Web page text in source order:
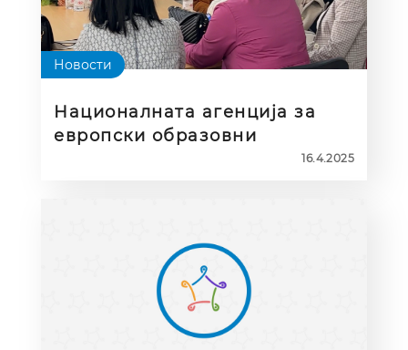
Новости
Националната агенција за
европски образовни
потенцијални корисници на
програмата Еразмус+
16.4.2025